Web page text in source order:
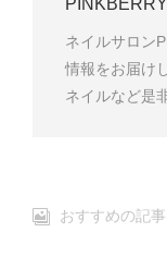
PINKBERRY
ネイルサロン
情報をお届け
ネイルなど是
おすすめの記事